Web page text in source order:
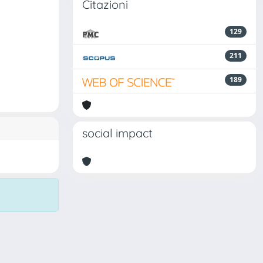
Citazioni
129
211
189
social impact